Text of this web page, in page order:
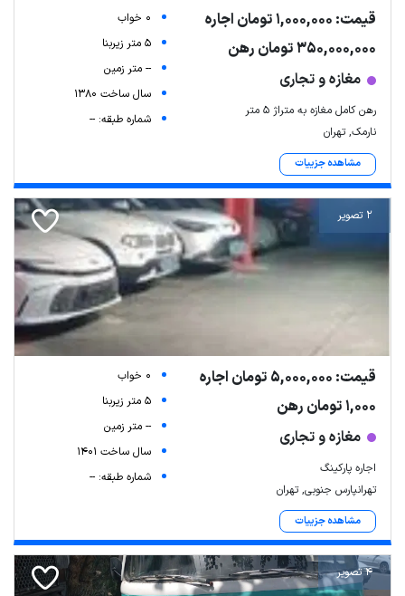
قیمت: 1,000,000 تومان اجاره
350,000,000 تومان رهن
مغازه و تجاری
رهن کامل مغازه به متراژ ۵ متر
نارمک, تهران
مشاهده جزییات
0 خواب
5 متر زیربنا
-- متر زمین
سال ساخت 1380
شماره طبقه: --
2 تصویر
قیمت: 5,000,000 تومان اجاره
1,000 تومان رهن
مغازه و تجاری
اجاره پارکینگ
تهرانپارس جنوبی, تهران
مشاهده جزییات
0 خواب
5 متر زیربنا
-- متر زمین
سال ساخت 1401
شماره طبقه: --
4 تصویر